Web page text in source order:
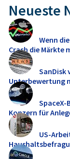
Neueste
Wenn
Crash die Märkte
SanDisk
Unterbewertung
Konzern für
US-
Jobs ...